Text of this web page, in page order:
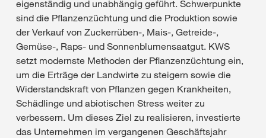
eigenständig und unabhängig geführt. Schwerpunkte
sind die Pflanzenzüchtung und die Produktion sowie
der Verkauf von Zuckerrüben-, Mais-, Getreide-,
Gemüse-, Raps- und Sonnenblumensaatgut. KWS
setzt modernste Methoden der Pflanzenzüchtung ein,
um die Erträge der Landwirte zu steigern sowie die
Widerstandskraft von Pflanzen gegen Krankheiten,
Schädlinge und abiotischen Stress weiter zu
verbessern. Um dieses Ziel zu realisieren, investierte
das Unternehmen im vergangenen Geschäftsjahr